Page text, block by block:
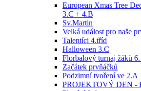
European Xmas Tree
3.C + 4.B
Sv.Martin
Velká událost pro naše
Talentíci 4.tříd
Halloween 3.C
Florbalový turnaj žáků
Začátek prvňáčků
Podzimní tvoření ve 2.A
PROJEKTOVÝ DEN -